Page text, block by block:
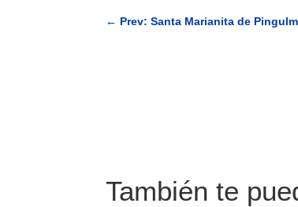
← Prev: Santa Marianita de
También te